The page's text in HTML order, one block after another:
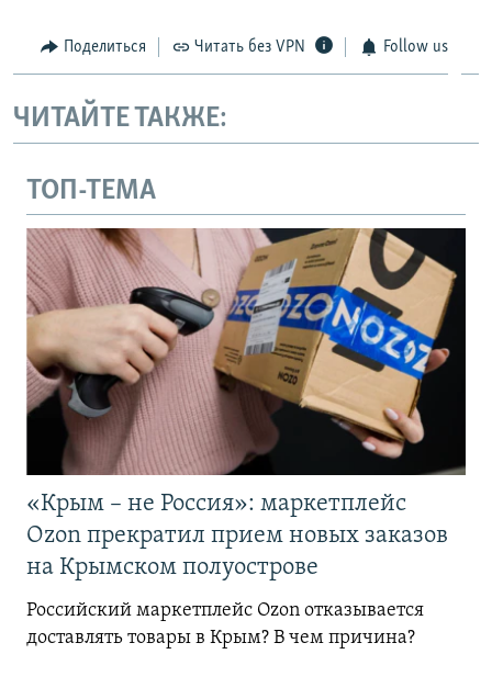
Поделиться Читать без VPN Follow us
ЧИТАЙТЕ ТАКЖЕ:
ТОП-ТЕМА
«Крым – не Россия»: маркетплейс
Ozon прекратил прием новых заказов
на Крымском полуострове
Российский маркетплейс Ozon отказывается
доставлять товары в Крым? В чем причина?